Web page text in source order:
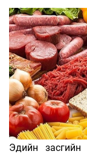
Эдийн